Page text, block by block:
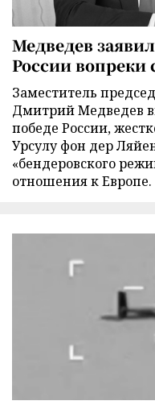
Медведев
России вопреки
Заместитель
Дмитрий Медведев
победе России,
Урсулу фон дер
«бендеровского
отношения к Европе.